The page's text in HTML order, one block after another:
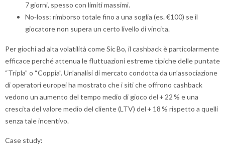
7 giorni, spesso con limiti massimi.
No‑loss: rimborso totale fino a una soglia (es. €100) se il
giocatore non supera un certo livello di vincita.
Per giochi ad alta volatilità come Sic Bo, il cashback è particolarmente
efficace perché attenua le fluttuazioni estreme tipiche delle puntate
“Tripla” o “Coppia”. Un’analisi di mercato condotta da un’associazione
di operatori europei ha mostrato che i siti che offrono cashback
vedono un aumento del tempo medio di gioco del + 22 % e una
crescita del valore medio del cliente (LTV) del + 18 % rispetto a quelli
senza tale incentivo.
Case study: